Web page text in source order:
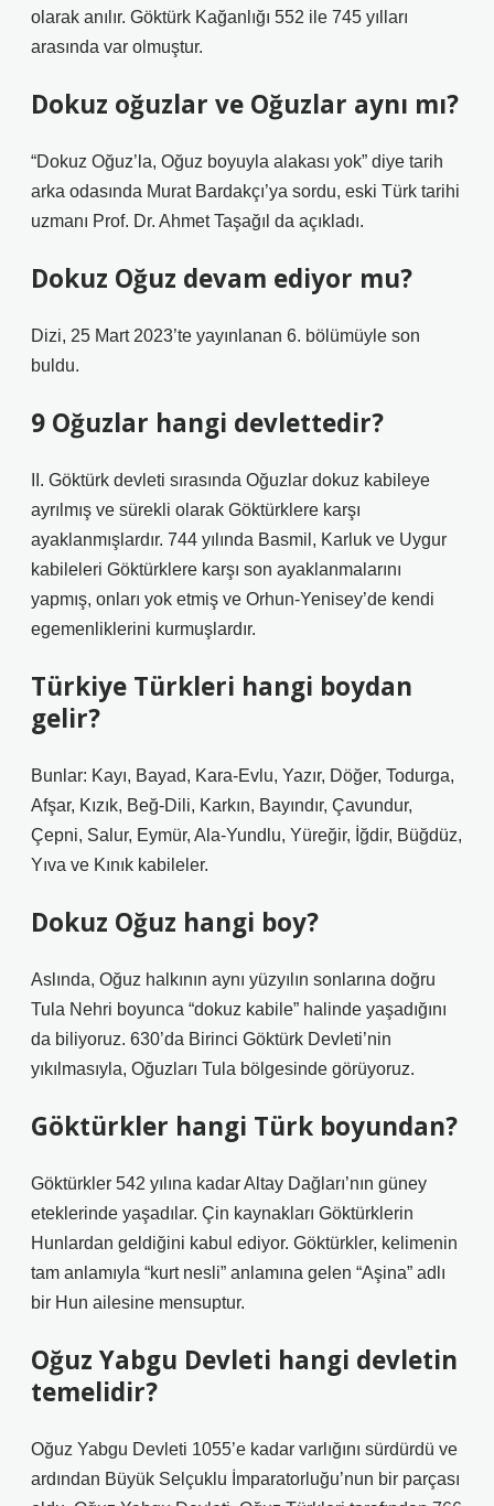
olarak anılır. Göktürk Kağanlığı 552 ile 745 yılları
arasında var olmuştur.
Dokuz oğuzlar ve Oğuzlar aynı mı?
“Dokuz Oğuz’la, Oğuz boyuyla alakası yok” diye tarih
arka odasında Murat Bardakçı’ya sordu, eski Türk tarihi
uzmanı Prof. Dr. Ahmet Taşağıl da açıkladı.
Dokuz Oğuz devam ediyor mu?
Dizi, 25 Mart 2023’te yayınlanan 6. bölümüyle son
buldu.
9 Oğuzlar hangi devlettedir?
II. Göktürk devleti sırasında Oğuzlar dokuz kabileye
ayrılmış ve sürekli olarak Göktürklere karşı
ayaklanmışlardır. 744 yılında Basmil, Karluk ve Uygur
kabileleri Göktürklere karşı son ayaklanmalarını
yapmış, onları yok etmiş ve Orhun-Yenisey’de kendi
egemenliklerini kurmuşlardır.
Türkiye Türkleri hangi boydan
gelir?
Bunlar: Kayı, Bayad, Kara-Evlu, Yazır, Döğer, Todurga,
Afşar, Kızık, Beğ-Dili, Karkın, Bayındır, Çavundur,
Çepni, Salur, Eymür, Ala-Yundlu, Yüreğir, İğdir, Büğdüz,
Yıva ve Kınık kabileler.
Dokuz Oğuz hangi boy?
Aslında, Oğuz halkının aynı yüzyılın sonlarına doğru
Tula Nehri boyunca “dokuz kabile” halinde yaşadığını
da biliyoruz. 630’da Birinci Göktürk Devleti’nin
yıkılmasıyla, Oğuzları Tula bölgesinde görüyoruz.
Göktürkler hangi Türk boyundan?
Göktürkler 542 yılına kadar Altay Dağları’nın güney
eteklerinde yaşadılar. Çin kaynakları Göktürklerin
Hunlardan geldiğini kabul ediyor. Göktürkler, kelimenin
tam anlamıyla “kurt nesli” anlamına gelen “Aşina” adlı
bir Hun ailesine mensuptur.
Oğuz Yabgu Devleti hangi devletin
temelidir?
Oğuz Yabgu Devleti 1055’e kadar varlığını sürdürdü ve
ardından Büyük Selçuklu İmparatorluğu’nun bir parçası